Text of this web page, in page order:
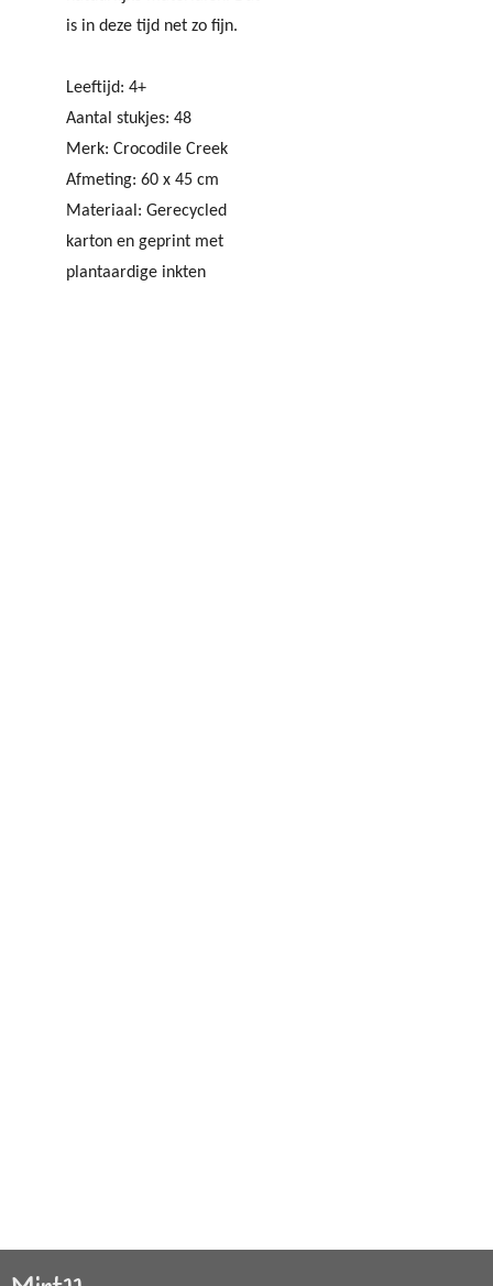
is in deze tijd net zo fijn.
Leeftijd: 4+
Aantal stukjes: 48
Merk: Crocodile Creek
Afmeting: 60 x 45 cm
Materiaal: Gerecycled
karton en geprint met
plantaardige inkten